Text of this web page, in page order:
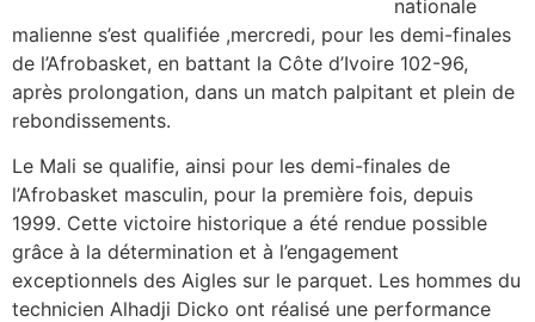
nationale
malienne s’est qualifiée ,mercredi, pour les demi-finales
de l’Afrobasket, en battant la Côte d’Ivoire 102-96,
après prolongation, dans un match palpitant et plein de
rebondissements.
Le Mali se qualifie, ainsi pour les demi-finales de
l’Afrobasket masculin, pour la première fois, depuis
1999. Cette victoire historique a été rendue possible
grâce à la détermination et à l’engagement
exceptionnels des Aigles sur le parquet. Les hommes du
technicien Alhadji Dicko ont réalisé une performance